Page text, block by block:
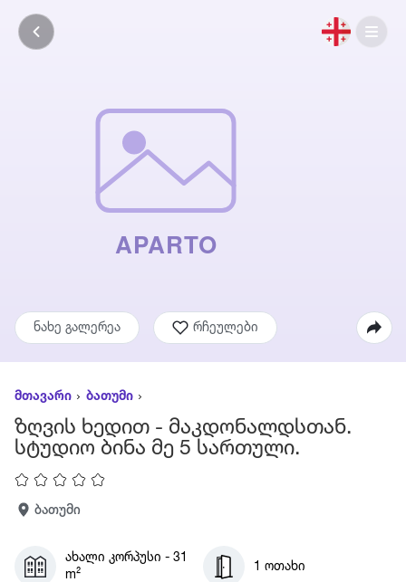
ნახე გალერეა რჩეულები
მთავარი ბათუმი
ზღვის ხედით - მაკდონალდსთან.
სტუდიო ბინა მე 5 სართული.
ბათუმი
ახალი კორპუსი - 31
m²
1 ოთახი